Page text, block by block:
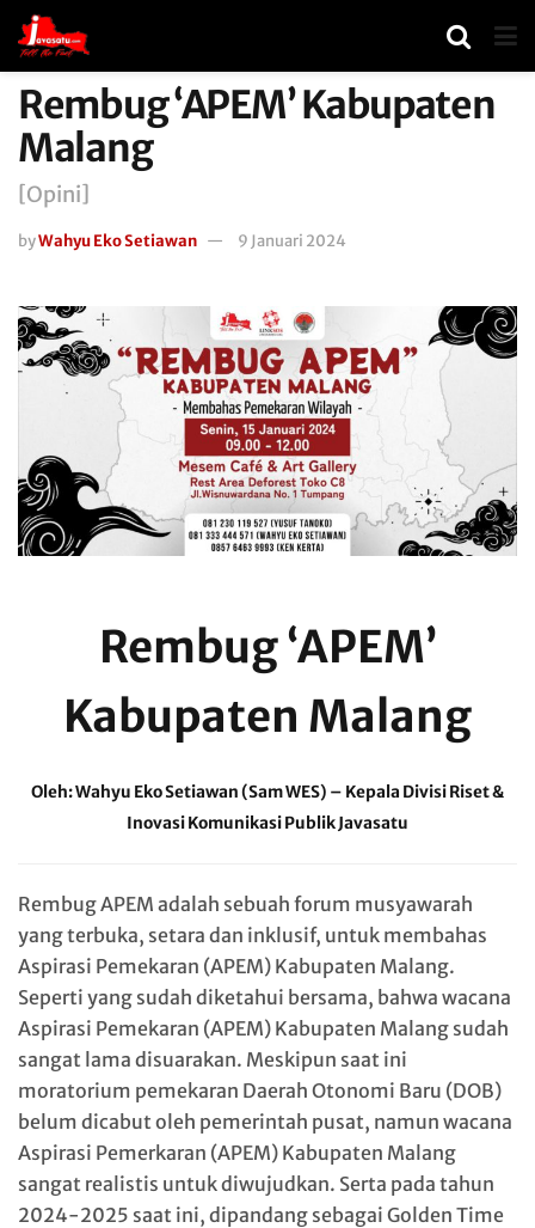
Rembug ‘APEM’ Kabupaten
Malang
[Opini]
byWahyu Eko Setiawan 9 Januari 2024
Rembug ‘APEM’
Kabupaten Malang
Oleh: Wahyu Eko Setiawan (Sam WES) – Kepala Divisi Riset &
Inovasi Komunikasi Publik Javasatu
Rembug APEM adalah sebuah forum musyawarah
yang terbuka, setara dan inklusif, untuk membahas
Aspirasi Pemekaran (APEM) Kabupaten Malang.
Seperti yang sudah diketahui bersama, bahwa wacana
Aspirasi Pemekaran (APEM) Kabupaten Malang sudah
sangat lama disuarakan. Meskipun saat ini
moratorium pemekaran Daerah Otonomi Baru (DOB)
belum dicabut oleh pemerintah pusat, namun wacana
Aspirasi Pemerkaran (APEM) Kabupaten Malang
sangat realistis untuk diwujudkan. Serta pada tahun
2024-2025 saat ini, dipandang sebagai Golden Time